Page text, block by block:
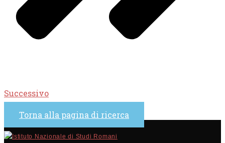
Successivo
Torna alla pagina di ricerca